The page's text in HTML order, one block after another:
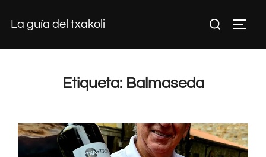
La guía del txakoli Buscar:
Etiqueta: Balmaseda